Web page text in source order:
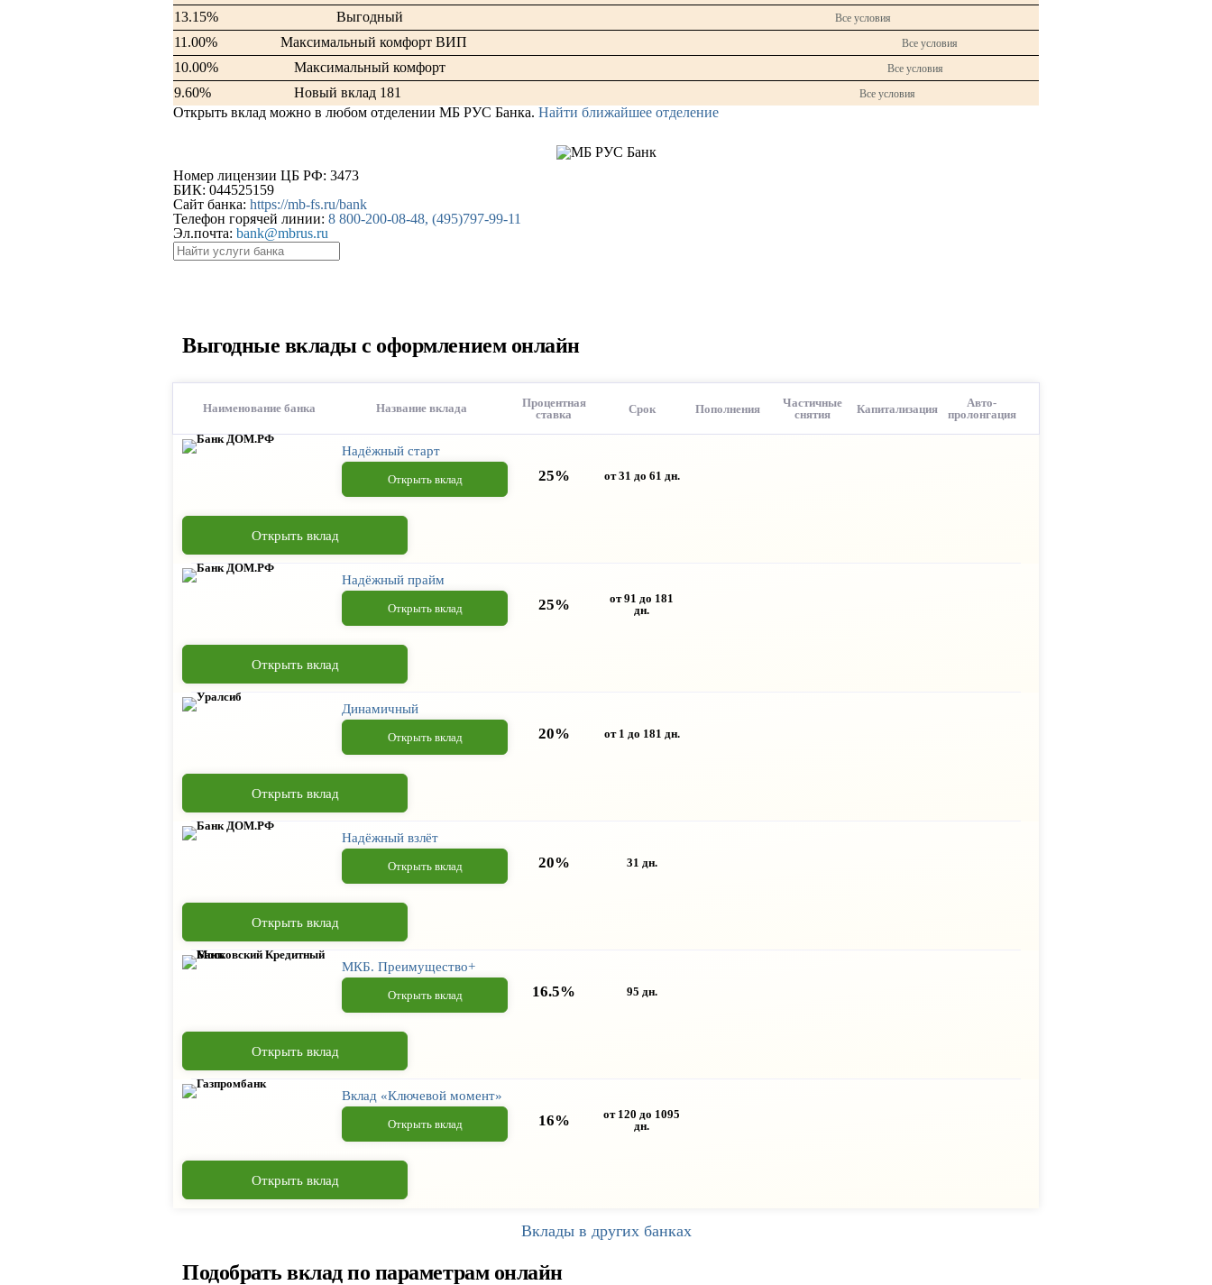
13.15% Выгодный Все условия
11.00% Максимальный комфорт ВИП Все условия
10.00% Максимальный комфорт Все условия
9.60% Новый вклад 181 Все условия
Открыть вклад можно в любом отделении МБ РУС Банка. Найти ближайшее отделение
Номер лицензии ЦБ РФ: 3473
БИК: 044525159
Сайт банка: https://mb-fs.ru/bank
Телефон горячей линии: 8 800-200-08-48, (495)797-99-11
Эл.почта: bank@mbrus.ru
Выгодные вклады с оформлением онлайн
Наименование банка Название вклада
Процентная
ставка
Срок Пополнения
Частичные
снятия
Капитализация
Авто-
пролонгация
Надёжный старт
Открыть вклад 25% от 31 до 61 дн.
Открыть вклад
Надёжный прайм
Открыть вклад 25%
от 91 до 181
дн.
Открыть вклад
Динамичный
Открыть вклад 20% от 1 до 181 дн.
Открыть вклад
Надёжный взлёт
Открыть вклад 20% 31 дн.
Открыть вклад
МКБ. Преимущество+
Открыть вклад 16.5% 95 дн.
Открыть вклад
Вклад «Ключевой момент»
Открыть вклад 16%
от 120 до 1095
дн.
Открыть вклад
Вклады в других банках
Подобрать вклад по параметрам онлайн